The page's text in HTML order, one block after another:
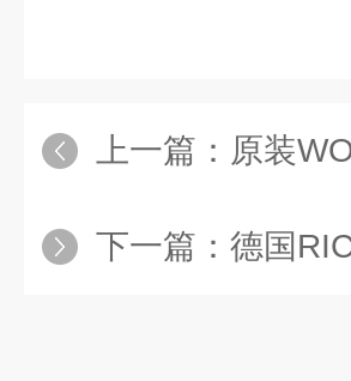
上一篇： 原装
下一篇： 德国